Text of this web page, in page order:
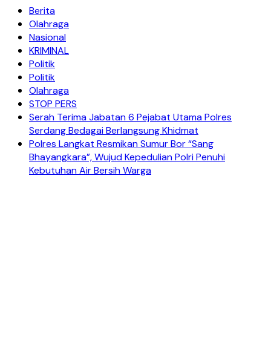
Berita
Olahraga
Nasional
KRIMINAL
Politik
Politik
Olahraga
STOP PERS
Serah Terima Jabatan 6 Pejabat Utama Polres
Serdang Bedagai Berlangsung Khidmat
Polres Langkat Resmikan Sumur Bor “Sang
Bhayangkara”, Wujud Kepedulian Polri Penuhi
Kebutuhan Air Bersih Warga